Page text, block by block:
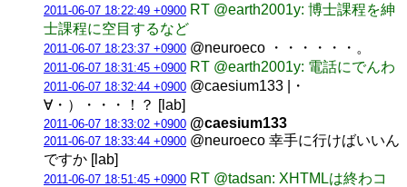
2011-06-07 18:22:49 +0900 RT @earth2001y: 博士課程を紳
士課程に空目するなど
2011-06-07 18:23:37 +0900 @neuroeco ・・・・・・。
2011-06-07 18:31:45 +0900 RT @earth2001y: 電話にでんわ
2011-06-07 18:32:44 +0900 @caesium133 |・
∀・）・・・！？ [lab]
2011-06-07 18:33:02 +0900 @caesium133
2011-06-07 18:33:44 +0900 @neuroeco 幸手に行けばいいん
ですか [lab]
2011-06-07 18:51:45 +0900 RT @tadsan: XHTMLは終わコ